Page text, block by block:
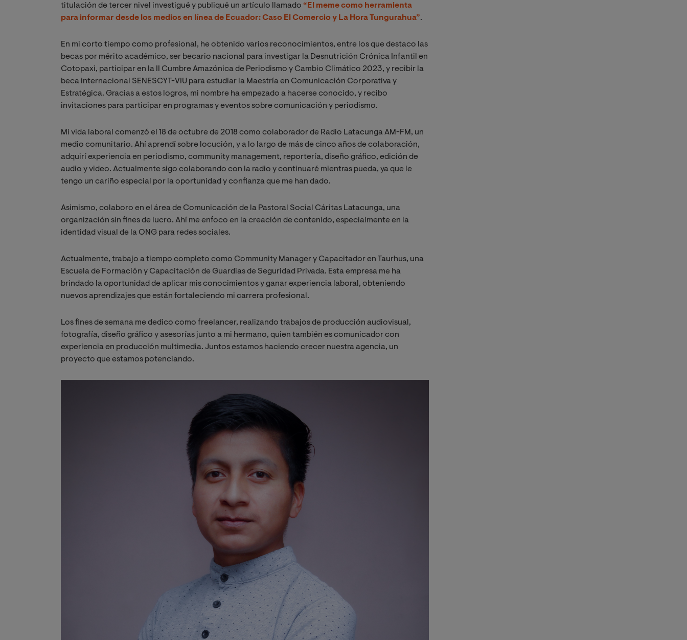
titulación de tercer nivel investigué y publiqué un artículo llamado “El meme como herramienta
para informar desde los medios en línea de Ecuador: Caso El Comercio y La Hora Tungurahua”.
En mi corto tiempo como profesional, he obtenido varios reconocimientos, entre los que destaco las
becas por mérito académico, ser becario nacional para investigar la Desnutrición Crónica Infantil en
Cotopaxi, participar en la II Cumbre Amazónica de Periodismo y Cambio Climático 2023, y recibir la
beca internacional SENESCYT-VIU para estudiar la Maestría en Comunicación Corporativa y
Estratégica. Gracias a estos logros, mi nombre ha empezado a hacerse conocido, y recibo
invitaciones para participar en programas y eventos sobre comunicación y periodismo.
Mi vida laboral comenzó el 18 de octubre de 2018 como colaborador de Radio Latacunga AM-FM, un
medio comunitario. Ahí aprendí sobre locución, y a lo largo de más de cinco años de colaboración,
adquirí experiencia en periodismo, community management, reportería, diseño gráfico, edición de
audio y video. Actualmente sigo colaborando con la radio y continuaré mientras pueda, ya que le
tengo un cariño especial por la oportunidad y confianza que me han dado.
Asimismo, colaboro en el área de Comunicación de la Pastoral Social Cáritas Latacunga, una
organización sin fines de lucro. Ahí me enfoco en la creación de contenido, especialmente en la
identidad visual de la ONG para redes sociales.
Actualmente, trabajo a tiempo completo como Community Manager y Capacitador en Taurhus, una
Escuela de Formación y Capacitación de Guardias de Seguridad Privada. Esta empresa me ha
brindado la oportunidad de aplicar mis conocimientos y ganar experiencia laboral, obteniendo
nuevos aprendizajes que están fortaleciendo mi carrera profesional.
Los fines de semana me dedico como freelancer, realizando trabajos de producción audiovisual,
fotografía, diseño gráfico y asesorías junto a mi hermano, quien también es comunicador con
experiencia en producción multimedia. Juntos estamos haciendo crecer nuestra agencia, un
proyecto que estamos potenciando.